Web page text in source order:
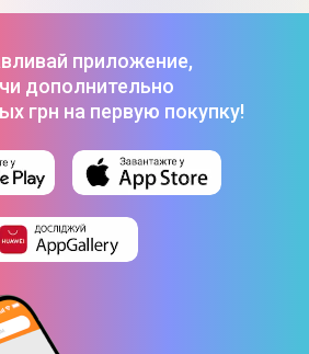
приложение,
дополнительно
грн на первую покупку!